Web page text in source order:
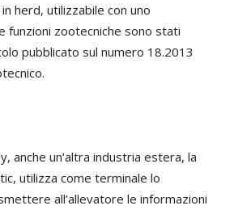
herd, utilizzabile con uno
funzioni zootecniche sono stati
pubblicato sul numero 18.2013
anche un’altra industria estera, la
utilizza come terminale lo
all’allevatore le informazioni